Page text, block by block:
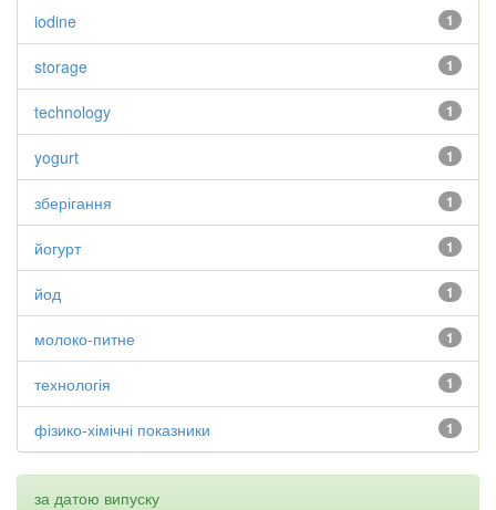
1
iodine
1
storage
1
technology
1
yogurt
1
зберігання
1
йогурт
1
йод
1
молоко-питне
1
технологія
1
фізико-хімічні показники
за датою випуску